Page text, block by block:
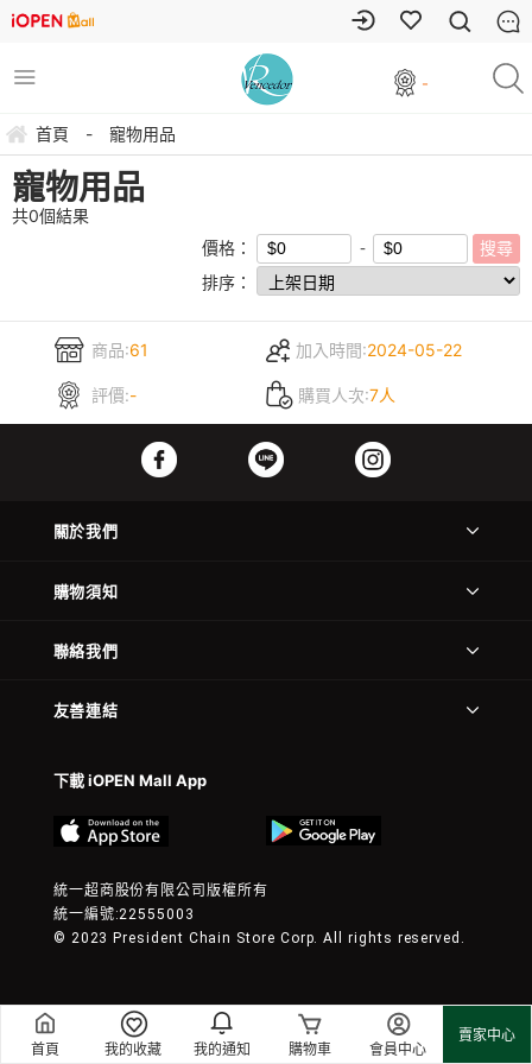
首頁 我的收藏 我的通知 購物車 會員中心
賣家中心
-
首頁 - 寵物用品
寵物用品
共0個結果
價格：
排序：
商品:61 加入時間:2024-05-22
評價:- 購買人次:7人
關於我們
購物須知
聯絡我們
友善連結
下載 iOPEN Mall App
統一超商股份有限公司版權所有
統一編號:22555003
© 2023 President Chain Store Corp. All rights reserved.